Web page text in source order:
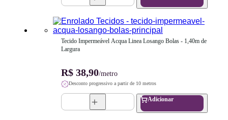
Tecido Impermeável Acqua Linea Losango Bolas - 1,40m de
Largura
R$ 38,90/metro
Desconto progressivo a partir de 10 metros
Adicionar